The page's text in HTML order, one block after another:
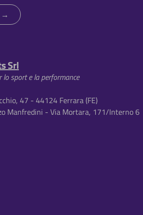
Srl
sport e la performance
47 - 44124 Ferrara (FE)
Manfredini - Via Mortara, 171/Interno 6